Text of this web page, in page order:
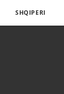
SHQIPERI